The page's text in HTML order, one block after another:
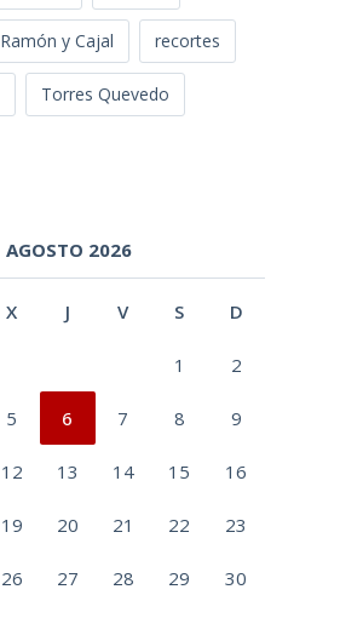
Ramón y Cajal recortes
Torres Quevedo
AGOSTO 2026
X J V S D
1 2
5 6 7 8 9
12 13 14 15 16
19 20 21 22 23
26 27 28 29 30